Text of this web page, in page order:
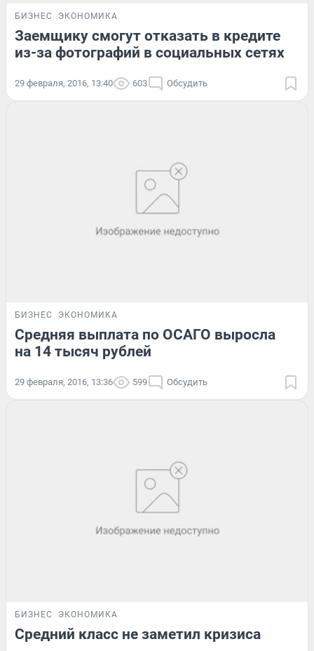
БИЗНЕС ЭКОНОМИКА
Заемщику смогут отказать в кредите
из-за фотографий в социальных сетях
29 февраля, 2016, 13:40 603 Обсудить
БИЗНЕС ЭКОНОМИКА
Средняя выплата по ОСАГО выросла
на 14 тысяч рублей
29 февраля, 2016, 13:36 599 Обсудить
БИЗНЕС ЭКОНОМИКА
Средний класс не заметил кризиса